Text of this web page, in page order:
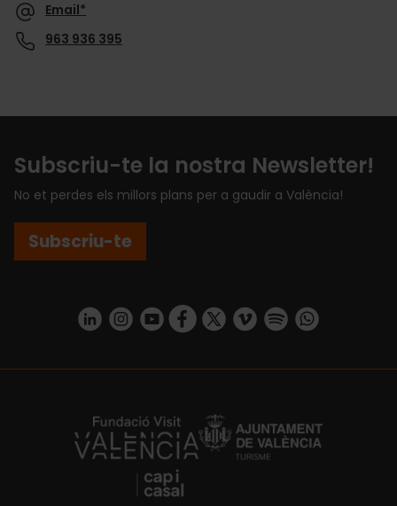
Email*
963 936 395
Subscriu-te la nostra Newsletter!
No et perdes els millors plans per a gaudir a València!
Subscriu-te
https://www.linkedin.com/company/turismo-valencia/mycompany/
https://www.instagram.com/visit_valencia/
https://www.youtube.com/user/
https://www.facebook.com/
https://twitter.com/
https://vimeo.com/
https://https://api.whatsapp.com/
https://fundacion.visitvalencia.com/